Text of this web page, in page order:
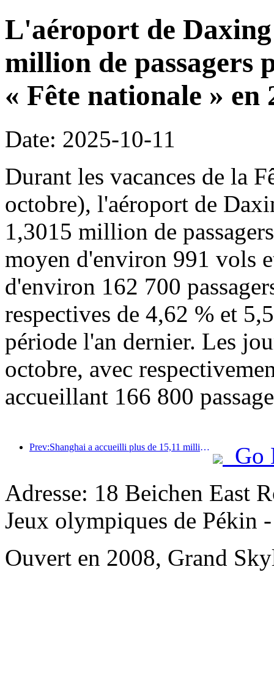
L'aéroport de
million de passagers
« Fête nationale » en
Date: 2025-10-11
Durant les vacances de la
octobre), l'aéroport de
1,3015 million de
moyen d'environ 991 vols
d'environ 162 700
respectives de 4,62 % et
période l'an dernier. Les
octobre, avec
accueillant 166 800
Prev:Shanghai a accueilli plus de 15,11 millions de visiteurs au cours des quatre premiers jours des vacances de la mi-automne et de la fête nationale, soit une augmentation de plus de 20 % par rapport à l'année précédente.
Go
Adresse: 18 Beichen East
Jeux olympiques de Pékin
Ouvert en 2008, Grand